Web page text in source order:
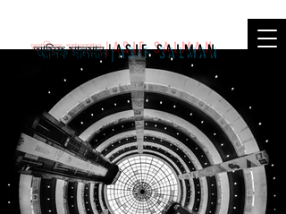
আসিফ সালমান|ASIF SALMAN